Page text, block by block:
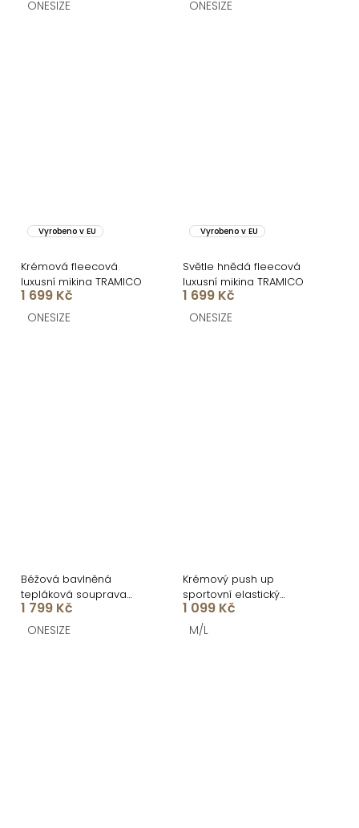
ONESIZE ONESIZE
Vyrobeno v EU
Krémová fleecová
luxusní mikina TRAMICO
1 699 Kč
ONESIZE
Vyrobeno v EU
Světle hnědá fleecová
luxusní mikina TRAMICO
1 699 Kč
ONESIZE
Béžová bavlněná
tepláková souprava
DURIEN
1 799 Kč
ONESIZE
Krémový push up
sportovní elastický
komplet SONYA
1 099 Kč
M/L